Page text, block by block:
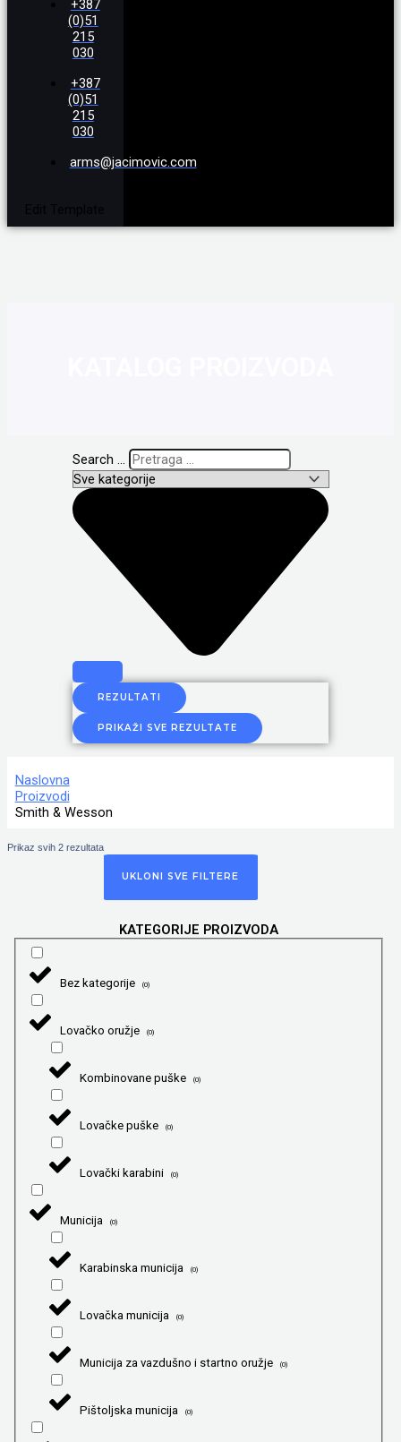
+387
(0)51
215
030
+387
(0)51
215
030
arms@jacimovic.com
Edit Template
Search ...
REZULTATI
PRIKAŽI SVE REZULTATE
Naslovna
Proizvodi
Smith & Wesson
Prikaz svih 2 rezultata
UKLONI SVE FILTERE
KATEGORIJE PROIZVODA
Bez kategorije (0)
Lovačko oružje (0)
Kombinovane puške (0)
Lovačke puške (0)
Lovački karabini (0)
Municija (0)
Karabinska municija (0)
Lovačka municija (0)
Municija za vazdušno i startno oružje (0)
Pištoljska municija (0)